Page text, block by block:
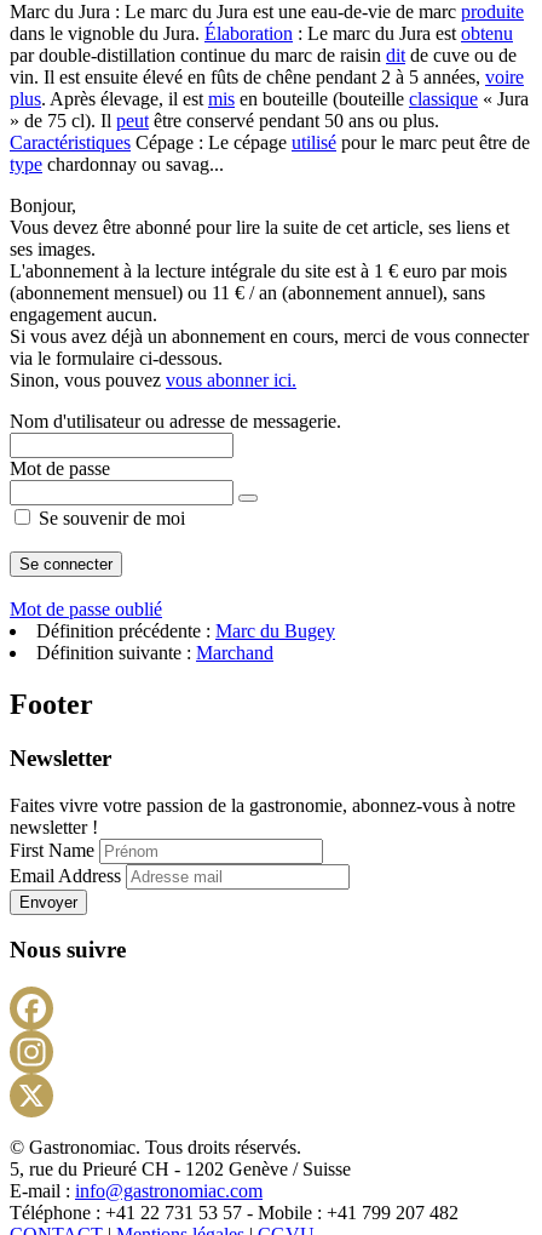
Marc du Jura : Le marc du Jura est une eau-de-vie de marc produite
dans le vignoble du Jura. Élaboration : Le marc du Jura est obtenu
par double-distillation continue du marc de raisin dit de cuve ou de
vin. Il est ensuite élevé en fûts de chêne pendant 2 à 5 années, voire
plus. Après élevage, il est mis en bouteille (bouteille classique « Jura
» de 75 cl). Il peut être conservé pendant 50 ans ou plus.
Caractéristiques Cépage : Le cépage utilisé pour le marc peut être de
type chardonnay ou savag...
Bonjour,
Vous devez être abonné pour lire la suite de cet article, ses liens et
ses images.
L'abonnement à la lecture intégrale du site est à 1 € euro par mois
(abonnement mensuel) ou 11 € / an (abonnement annuel), sans
engagement aucun.
Si vous avez déjà un abonnement en cours, merci de vous connecter
via le formulaire ci-dessous.
Sinon, vous pouvez vous abonner ici.
Nom d'utilisateur ou adresse de messagerie.
Mot de passe
Se souvenir de moi
Mot de passe oublié
Définition précédente : Marc du Bugey
Définition suivante : Marchand
Footer
Newsletter
Faites vivre votre passion de la gastronomie, abonnez-vous à notre
newsletter !
First Name
Email Address
Envoyer
Nous suivre
X
© Gastronomiac. Tous droits réservés.
5, rue du Prieuré CH - 1202 Genève / Suisse
E-mail : info@gastronomiac.com
Téléphone : +41 22 731 53 57 - Mobile : +41 799 207 482